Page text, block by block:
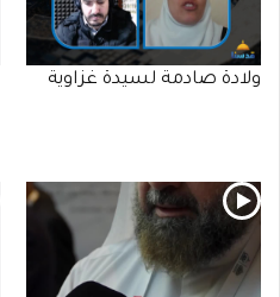
ولادة صادمة لسيدة غزاوية